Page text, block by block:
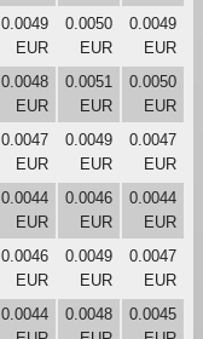
0.0049
EUR
0.0050
EUR
0.0049
EUR
0.0048
EUR
0.0051
EUR
0.0050
EUR
0.0047
EUR
0.0049
EUR
0.0047
EUR
0.0044
EUR
0.0046
EUR
0.0044
EUR
0.0046
EUR
0.0049
EUR
0.0047
EUR
0.0044
0.0048
0.0045